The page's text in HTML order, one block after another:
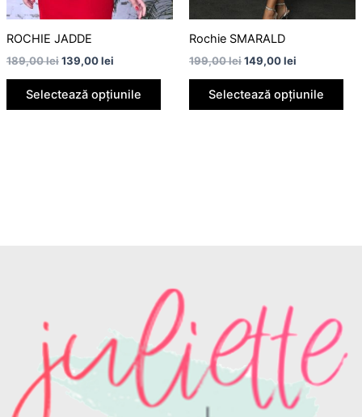
ROCHIE JADDE
189,00lei139,00lei
Selectează opțiunile
fi
produsului.
Rochie SMARALD
199,00lei149,00lei
Selectează opțiunile
fi